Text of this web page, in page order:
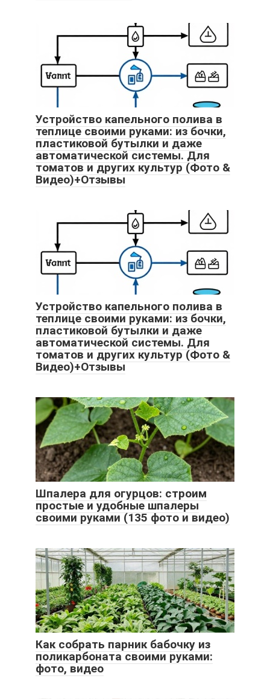
Устройство капельного полива в
теплице своими руками: из бочки,
пластиковой бутылки и даже
автоматической системы. Для
томатов и других культур (Фото &
Видео)+Отзывы
Устройство капельного полива в
теплице своими руками: из бочки,
пластиковой бутылки и даже
автоматической системы. Для
томатов и других культур (Фото &
Видео)+Отзывы
Шпалера для огурцов: строим
простые и удобные шпалеры
своими руками (135 фото и видео)
Как собрать парник бабочку из
поликарбоната своими руками:
фото, видео